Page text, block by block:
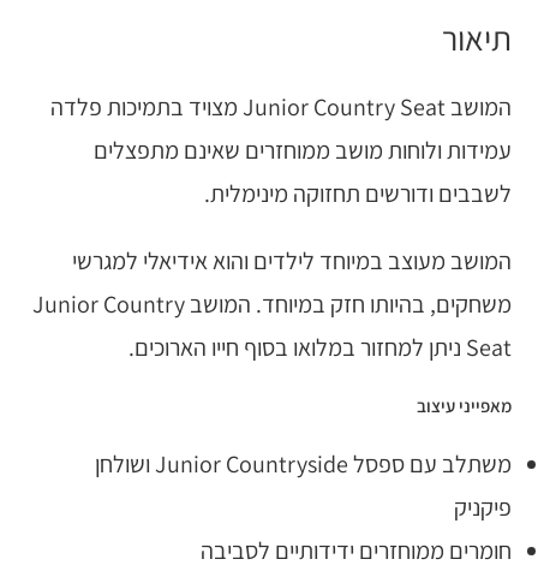
תיאור
המושב Junior Country Seat מצויד בתמיכות פלדה
עמידות ולוחות מושב ממוחזרים שאינם מתפצלים
לשבבים ודורשים תחזוקה מינימלית.
המושב מעוצב במיוחד לילדים והוא אידיאלי למגרשי
משחקים, בהיותו חזק במיוחד. המושב Junior Country
Seat ניתן למחזור במלואו בסוף חייו הארוכים.
מאפייני עיצוב
משתלב עם ספסל Junior Countryside ושולחן
פיקניק
חומרים ממוחזרים ידידותיים לסביבה